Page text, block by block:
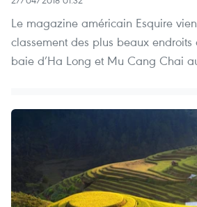
Le magazine américain Esquire
classement des plus beaux
baie d’Ha Long et Mu Cang Chai